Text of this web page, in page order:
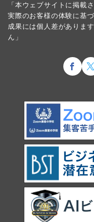
「本ウェブサイトに掲載
実際のお客様の体験に基
成果には個人差がありま
ん」